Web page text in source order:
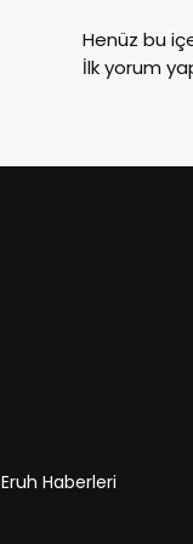
Henüz bu
İlk yorum
Eruh Haberleri